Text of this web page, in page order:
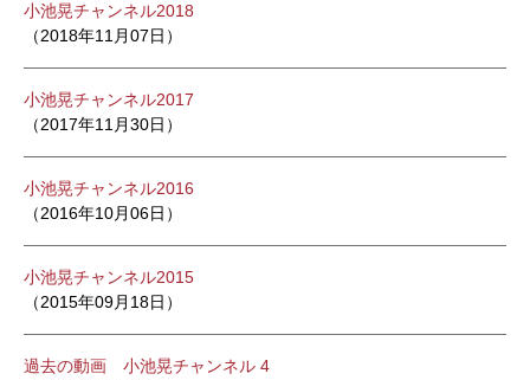
小池晃チャンネル2018
（2018年11月07日）
小池晃チャンネル2017
（2017年11月30日）
小池晃チャンネル2016
（2016年10月06日）
小池晃チャンネル2015
（2015年09月18日）
過去の動画 小池晃チャンネル 4